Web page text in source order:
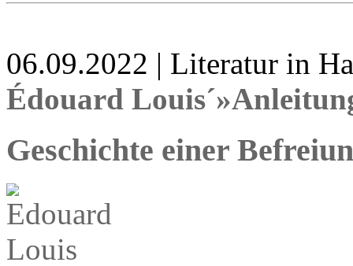
06.09.2022 | Literatur in
Édouard
Geschichte einer